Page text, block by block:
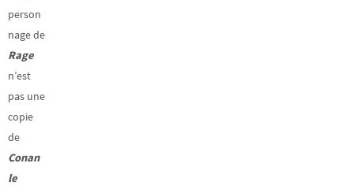
person
nage de
Rage
n’est
pas une
copie
de
Conan
le